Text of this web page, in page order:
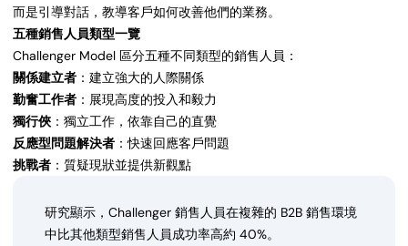
而是引導對話，教導客戶如何改善他們的業務。
五種銷售人員類型一覽
Challenger Model 區分五種不同類型的銷售人員：
關係建立者 ：建立強大的人際關係
勤奮工作者 ：展現高度的投入和毅力
獨行俠 ：獨立工作，依靠自己的直覺
反應型問題解決者 ：快速回應客戶問題
挑戰者 ：質疑現狀並提供新觀點
研究顯示，Challenger 銷售人員在複雜的 B2B 銷售環境
中比其他類型銷售人員成功率高約 40%。